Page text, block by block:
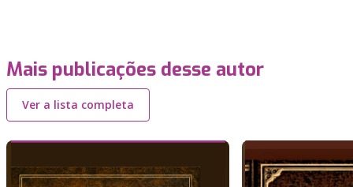
Mais publicações desse autor
Ver a lista completa